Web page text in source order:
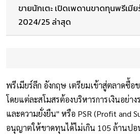
ขายนักเตะ เปิดเพดานขาดทุนพรีเมี
2024/25 ล่าสุด
พรีเมียร์ลีก อังกฤษ เตรียมเข้าสู่ตลาดซื้อ
โดยแต่ละสโมสรต้องบริหารการเงินอย่า
และความยั่งยืน" หรือ PSR (Profit and
อนุญาตให้ขาดทุนได้ไม่เกิน 105 ล้านปอ